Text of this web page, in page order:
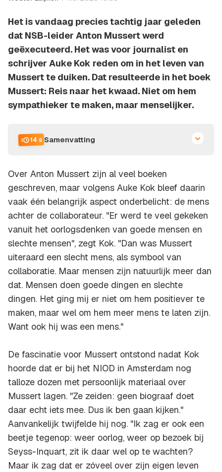
Het is vandaag precies tachtig jaar geleden
dat NSB-leider Anton Mussert werd
geëxecuteerd. Het was voor journalist en
schrijver Auke Kok reden om in het leven van
Mussert te duiken. Dat resulteerde in het boek
Mussert: Reis naar het kwaad. Niet om hem
sympathieker te maken, maar menselijker.
14 s Samenvatting
Over Anton Mussert zijn al veel boeken
geschreven, maar volgens Auke Kok bleef daarin
vaak één belangrijk aspect onderbelicht: de mens
achter de collaborateur. "Er werd te veel gekeken
vanuit het oorlogsdenken van goede mensen en
slechte mensen", zegt Kok. "Dan was Mussert
uiteraard een slecht mens, als symbool van
collaboratie. Maar mensen zijn natuurlijk meer dan
dat. Mensen doen goede dingen en slechte
dingen. Het ging mij er niet om hem positiever te
maken, maar wel om hem meer mens te laten zijn.
Want ook hij was een mens."
De fascinatie voor Mussert ontstond nadat Kok
hoorde dat er bij het NIOD in Amsterdam nog
talloze dozen met persoonlijk materiaal over
Mussert lagen. "Ze zeiden: geen biograaf doet
daar echt iets mee. Dus ik ben gaan kijken."
Aanvankelijk twijfelde hij nog. "Ik zag er ook een
beetje tegenop: weer oorlog, weer op bezoek bij
Seyss-Inquart, zit ik daar wel op te wachten?
Maar ik zag dat er zóveel over zijn eigen leven